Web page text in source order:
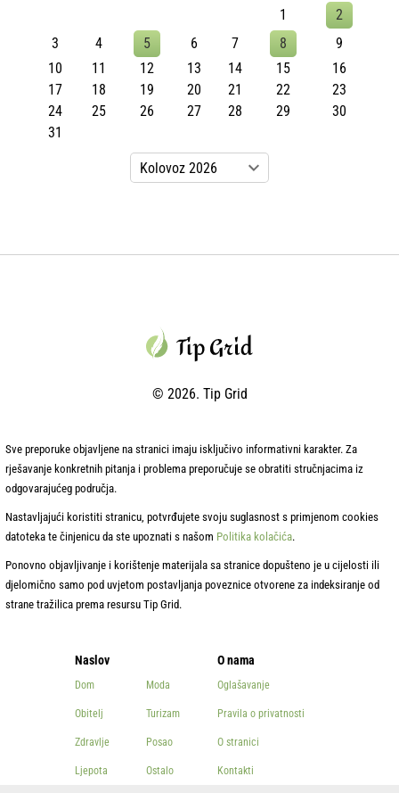
1
2
3
4 5 6 7 8
9
10
11 12 13 14 15
16
17
18 19 20 21 22
23
24
25 26 27 28 29
30
31
© 2026. Tip Grid
Naslov
Dom
Obitelj
Zdravlje
Ljepota
Moda
Turizam
Posao
Ostalo
O nama
Oglašavanje
Pravila o privatnosti
O stranici
Kontakti
Sve preporuke objavljene na stranici imaju isključivo informativni karakter. Za
rješavanje konkretnih pitanja i problema preporučuje se obratiti stručnjacima iz
odgovarajućeg područja.
Nastavljajući koristiti stranicu, potvrđujete svoju suglasnost s primjenom cookies
datoteka te činjenicu da ste upoznati s našom Politika kolačića.
Ponovno objavljivanje i korištenje materijala sa stranice dopušteno je u cijelosti ili
djelomično samo pod uvjetom postavljanja poveznice otvorene za indeksiranje od
strane tražilica prema resursu Tip Grid.